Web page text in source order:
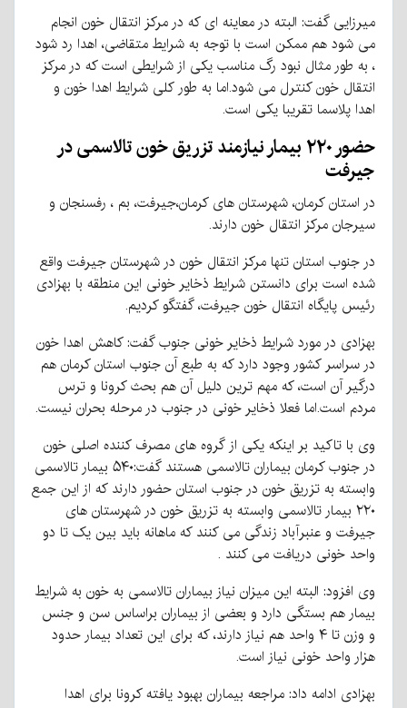
میرزایی گفت: البته در معاینه ای که در مرکز انتقال خون انجام
می شود هم ممکن است با توجه به شرایط متقاضی، اهدا رد شود
، به طور مثال نبود رگ مناسب یکی از شرایطی است که در مرکز
انتقال خون کنترل می شود.اما به طور کلی شرایط اهدا خون و
اهدا پلاسما تقریبا یکی است.
حضور ۲۲۰ بیمار نیازمند تزریق خون تالاسمی در
جیرفت
در استان کرمان، شهرستان های کرمان،جیرفت، بم ، رفسنجان و
سیرجان مرکز انتقال خون دارند.
در جنوب استان تنها مرکز انتقال خون در شهرستان جیرفت واقع
شده است برای دانستن شرایط ذخایر خونی این منطقه با بهزادی
رئیس پایگاه انتقال خون جیرفت، گفتگو کردیم.
بهزادی در مورد شرایط ذخایر خونی جنوب گفت: کاهش اهدا خون
در سراسر کشور وجود دارد که به طبع آن جنوب استان کرمان هم
درگیر آن است، که مهم ترین دلیل آن هم بحث کرونا و ترس
مردم است.اما فعلا ذخایر خونی در جنوب در مرحله بحران نیست.
وی با تاکید بر اینکه یکی از گروه های مصرف کننده اصلی خون
در جنوب کرمان بیماران تالاسمی هستند گفت:۵۴۰ بیمار تالاسمی
وابسته به تزریق خون در جنوب استان حضور دارند که از این جمع
۲۲۰ بیمار تالاسمی وابسته به تزریق خون در شهرستان های
جیرفت و عنبرآباد زندگی می کنند که ماهانه باید بین یک تا دو
واحد خونی دریافت می کنند .
وی افزود: البته این میزان نیاز بیماران تالاسمی به خون به شرایط
بیمار هم بستگی دارد و بعضی از بیماران براساس سن و جنس
و وزن تا ۴ واحد هم نیاز دارند، که برای این تعداد بیمار حدود
هزار واحد خونی نیاز است.
بهزادی ادامه داد: مراجعه بیماران بهبود یافته کرونا برای اهدا